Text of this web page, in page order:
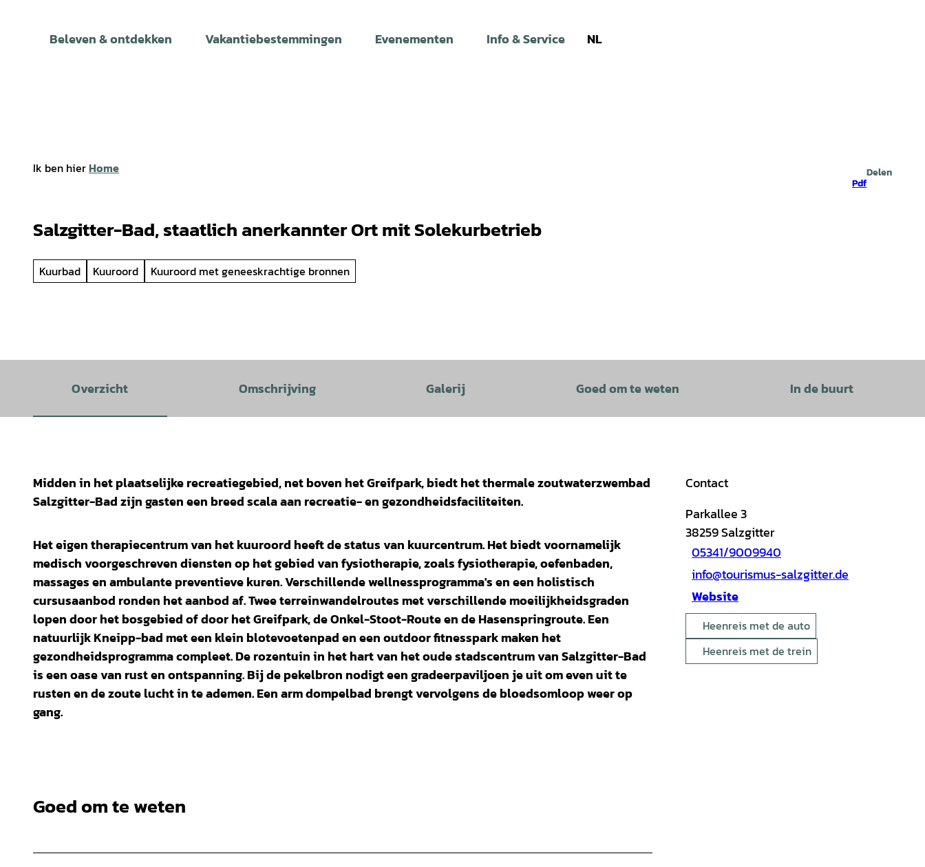
Beleven & ontdekken Vakantiebestemmingen Evenementen Info & Service NL
Ik ben hierHome
Pdf
Delen
Salzgitter-Bad, staatlich anerkannter Ort mit Solekurbetrieb
Kuurbad Kuuroord Kuuroord met geneeskrachtige bronnen
Overzicht Omschrijving Galerij Goed om te weten In de buurt
Midden in het plaatselijke recreatiegebied, net boven het Greifpark, biedt het thermale zoutwaterzwembad
Salzgitter-Bad zijn gasten een breed scala aan recreatie- en gezondheidsfaciliteiten.
Het eigen therapiecentrum van het kuuroord heeft de status van kuurcentrum. Het biedt voornamelijk
medisch voorgeschreven diensten op het gebied van fysiotherapie, zoals fysiotherapie, oefenbaden,
massages en ambulante preventieve kuren. Verschillende wellnessprogramma's en een holistisch
cursusaanbod ronden het aanbod af. Twee terreinwandelroutes met verschillende moeilijkheidsgraden
lopen door het bosgebied of door het Greifpark, de Onkel-Stoot-Route en de Hasenspringroute. Een
natuurlijk Kneipp-bad met een klein blotevoetenpad en een outdoor fitnesspark maken het
gezondheidsprogramma compleet. De rozentuin in het hart van het oude stadscentrum van Salzgitter-Bad
is een oase van rust en ontspanning. Bij de pekelbron nodigt een gradeerpaviljoen je uit om even uit te
rusten en de zoute lucht in te ademen. Een arm dompelbad brengt vervolgens de bloedsomloop weer op
gang.
Goed om te weten
Contact
Parkallee 3
38259Salzgitter
05341/9009940
info@tourismus-salzgitter.de
Website
Heenreis met de auto
Heenreis met de trein